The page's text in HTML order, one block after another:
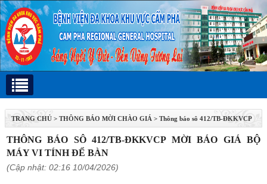
TRANG CHỦ > THÔNG BÁO MỜI CHÀO GIÁ > Thông báo sô 412/TB-ĐKKVCP
mời báo giá bộ máy vi tính để bàn
THÔNG BÁO SÔ 412/TB-ĐKKVCP MỜI BÁO GIÁ BỘ
MÁY VI TÍNH ĐỂ BÀN
(Cập nhật: 02:16 10/04/2026)